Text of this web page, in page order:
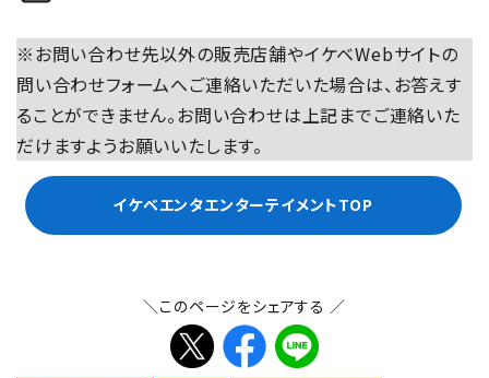
※お問い合わせ先以外の販売店舗やイケベWebサイトの
問い合わせフォームへご連絡いただいた場合は、お答えす
ることができません。お問い合わせは上記までご連絡いた
だけますようお願いいたします。
イケベエンタエンターテイメントTOP
＼このページをシェアする ／